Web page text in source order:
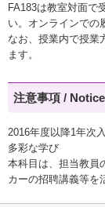
FA183は教室対面で
い。オンラインでの
なお、授業内で授業
ます。
注意事項 / Notice
2016年度以降1年次
多彩な学び
本科目は、担当教員
カーの招聘講義等を